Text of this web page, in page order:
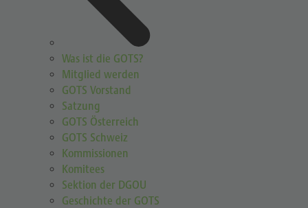
Was ist die GOTS?
Mitglied werden
GOTS Vorstand
Satzung
GOTS Österreich
GOTS Schweiz
Kommissionen
Komitees
Sektion der DGOU
Geschichte der GOTS